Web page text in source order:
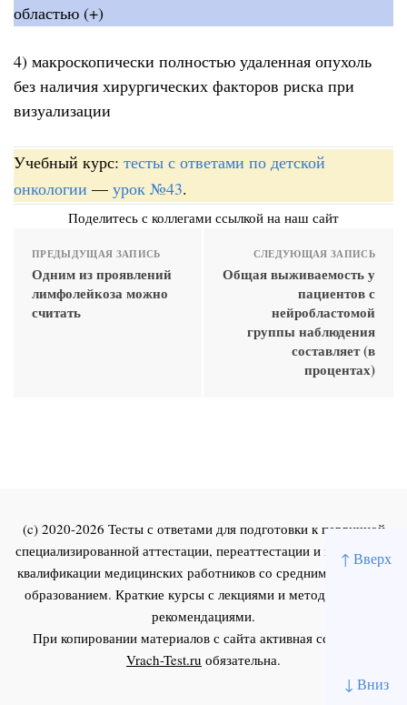
↑ Вверх
↓ Вниз
областью (+)
4) макроскопически полностью удаленная опухоль
без наличия хирургических факторов риска при
визуализации
Учебный курс: тесты с ответами по детской
онкологии — урок №43.
Поделитесь с коллегами ссылкой на наш сайт
ПРЕДЫДУЩАЯ ЗАПИСЬ
Одним из проявлений
лимфолейкоза можно
считать
СЛЕДУЮЩАЯ ЗАПИСЬ
Общая выживаемость у
пациентов с
нейробластомой
группы наблюдения
составляет (в
процентах)
(c) 2020-2026 Тесты с ответами для подготовки к первичной
специализированной аттестации, переаттестации и повышения
квалификации медицинских работников со средним и высшим
образованием. Краткие курсы с лекциями и методическими
рекомендациями.
При копировании материалов с сайта активная ссылка на
Vrach-Test.ru обязательна.